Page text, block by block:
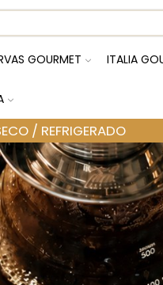
GOURMET ITALIA
/ REFRIGERADO